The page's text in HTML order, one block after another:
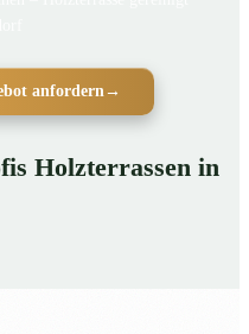
anfordern→
Holzterrassen in